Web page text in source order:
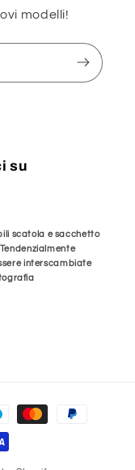
modelli!
su
scatola e sacchetto
interscambiate